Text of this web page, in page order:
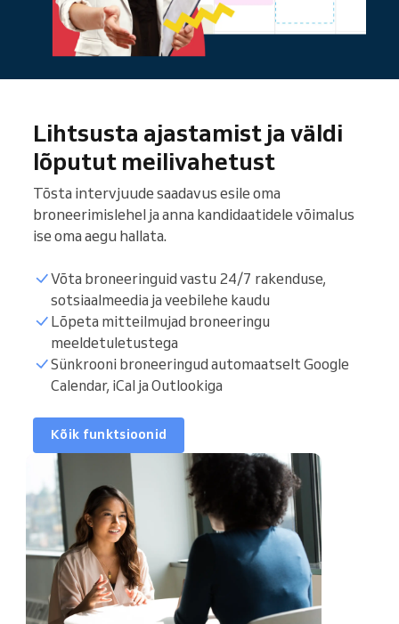
Broneeritavad ajad
Lihtsusta ajastamist ja väldi
lõputut meilivahetust
Tõsta intervjuude saadavus esile oma
broneerimislehel ja anna kandidaatidele võimalus
ise oma aegu hallata.
Võta broneeringuid vastu 24/7 rakenduse,
sotsiaalmeedia ja veebilehe kaudu
Lõpeta mitteilmujad broneeringu
meeldetuletustega
Sünkrooni broneeringud automaatselt Google
Calendar, iCal ja Outlookiga
Kõik funktsioonid